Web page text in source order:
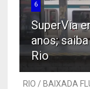
6
SuperVia
anos;
Rio
RIO / BAIXADA